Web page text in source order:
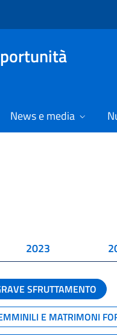
News e media
2023
SFRUTTAMENTO
E MATRIMONI